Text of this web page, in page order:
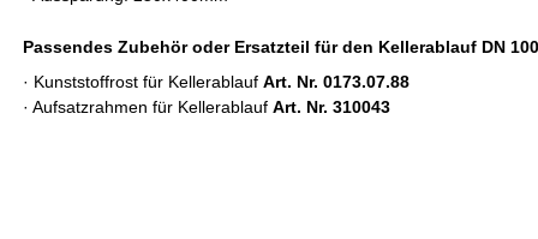
Passendes Zubehör oder Ersatzteil für den Kellerablauf DN
· Kunststoffrost für Kellerablauf Art. Nr. 0173.07.88
· Aufsatzrahmen für Kellerablauf Art. Nr. 310043